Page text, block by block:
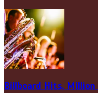
Billboard Hits, Million